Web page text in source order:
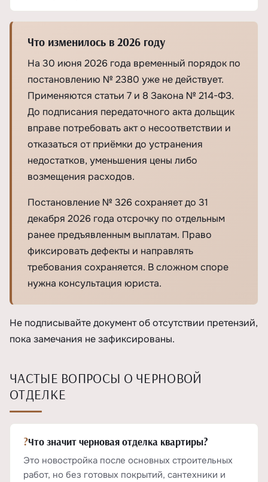
Что изменилось в 2026 году
На 30 июня 2026 года временный порядок по
постановлению № 2380 уже не действует.
Применяются статьи 7 и 8 Закона № 214-ФЗ.
До подписания передаточного акта дольщик
вправе потребовать акт о несоответствии и
отказаться от приёмки до устранения
недостатков, уменьшения цены либо
возмещения расходов.
Постановление № 326 сохраняет до 31
декабря 2026 года отсрочку по отдельным
ранее предъявленным выплатам. Право
фиксировать дефекты и направлять
требования сохраняется. В сложном споре
нужна консультация юриста.
Не подписывайте документ об отсутствии претензий,
пока замечания не зафиксированы.
ЧАСТЫЕ ВОПРОСЫ О ЧЕРНОВОЙ
ОТДЕЛКЕ
?Что значит черновая отделка квартиры?
Это новостройка после основных строительных
работ, но без готовых покрытий, сантехники и